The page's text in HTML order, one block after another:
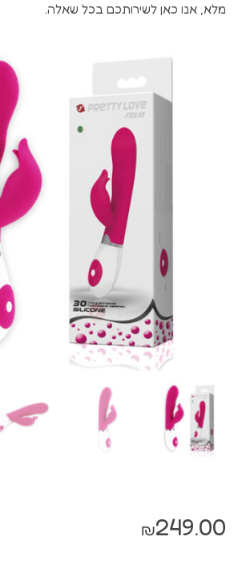
מלא, אנו כאן לשירותכם בכל שאלה.
₪249.00